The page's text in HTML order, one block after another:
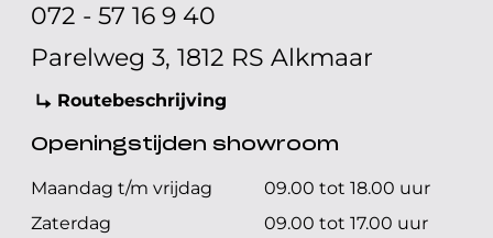
072 - 57 16 9 40
Parelweg 3, 1812 RS Alkmaar
Routebeschrijving
Openingstijden showroom
Maandag t/m vrijdag
09.00 tot 18.00 uur
Zaterdag
09.00 tot 17.00 uur